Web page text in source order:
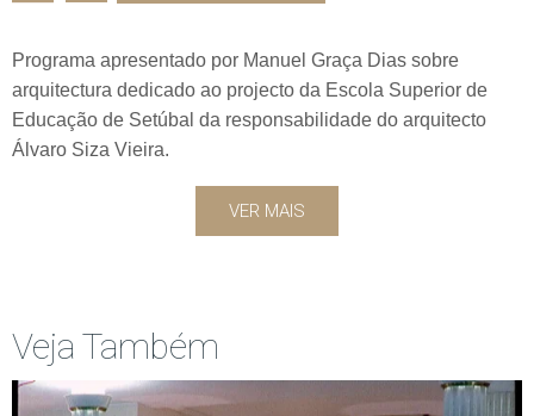
Programa apresentado por Manuel Graça Dias sobre
arquitectura dedicado ao projecto da Escola Superior de
Educação de Setúbal da responsabilidade do arquitecto
Álvaro Siza Vieira.
VER MAIS
Veja Também